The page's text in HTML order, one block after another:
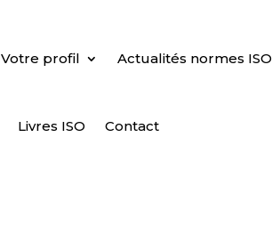
Votre profil Actualités normes ISO
Livres ISO Contact